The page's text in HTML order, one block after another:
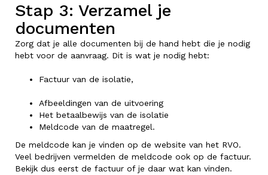
Stap 3: Verzamel je
documenten
Zorg dat je alle documenten bij de hand hebt die je nodig
hebt voor de aanvraag. Dit is wat je nodig hebt:
Factuur van de isolatie,
Afbeeldingen van de uitvoering
Het betaalbewijs van de isolatie
Meldcode van de maatregel.
De meldcode kan je vinden op de website van het RVO.
Veel bedrijven vermelden de meldcode ook op de factuur.
Bekijk dus eerst de factuur of je daar wat kan vinden.